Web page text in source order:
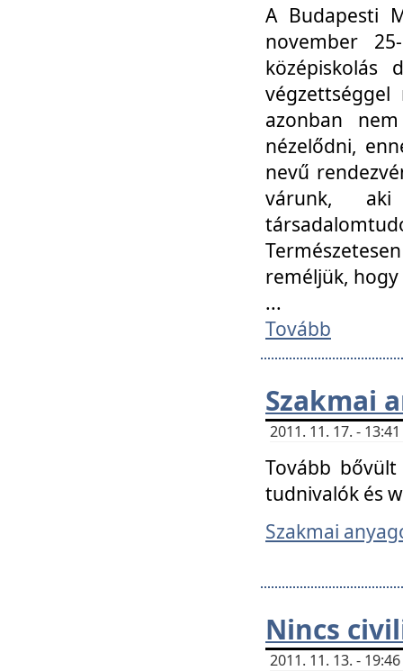
A Budapesti
november
középiskolás
azonban
nézelődni,
nevű
várunk, aki
reméljük,
...
Tovább
Szakmai
2011. 11. 17. -
Tovább bővült
tudnivalók és
Szakmai
Nincs
2011. 11. 13. -